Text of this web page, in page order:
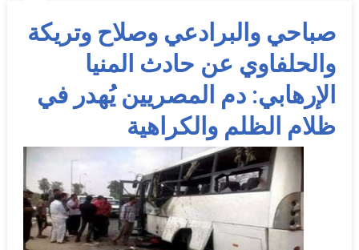
صباحي والبرادعي وصلاح وتريكة
والحلفاوي عن حادث المنيا
الإرهابي: دم المصريين يُهدر في
ظلام الظلم والكراهية